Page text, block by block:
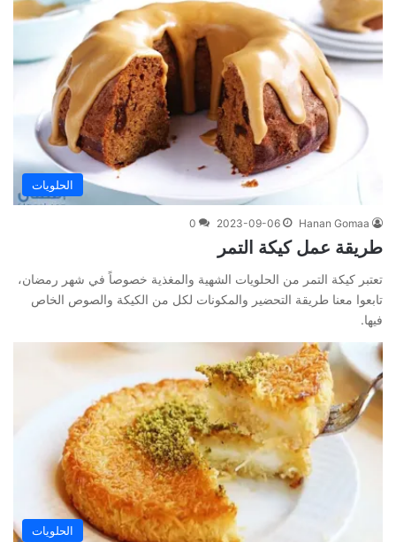
الحلويات
Hanan Gomaa
2023-09-06
0
طريقة عمل كيكة التمر
تعتبر كيكة التمر من الحلويات الشهية والمغذية خصوصاً في شهر رمضان،
تابعوا معنا طريقة التحضير والمكونات لكل من الكيكة والصوص الخاص
فيها.
الحلويات